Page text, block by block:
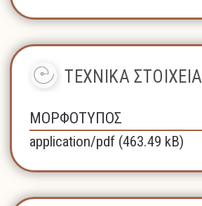
ΤΕΧΝΙΚΑ ΣΤΟΙΧΕΙΑ
ΜΟΡΦΟΤΥΠΟΣ
application/pdf (463.49 kB)